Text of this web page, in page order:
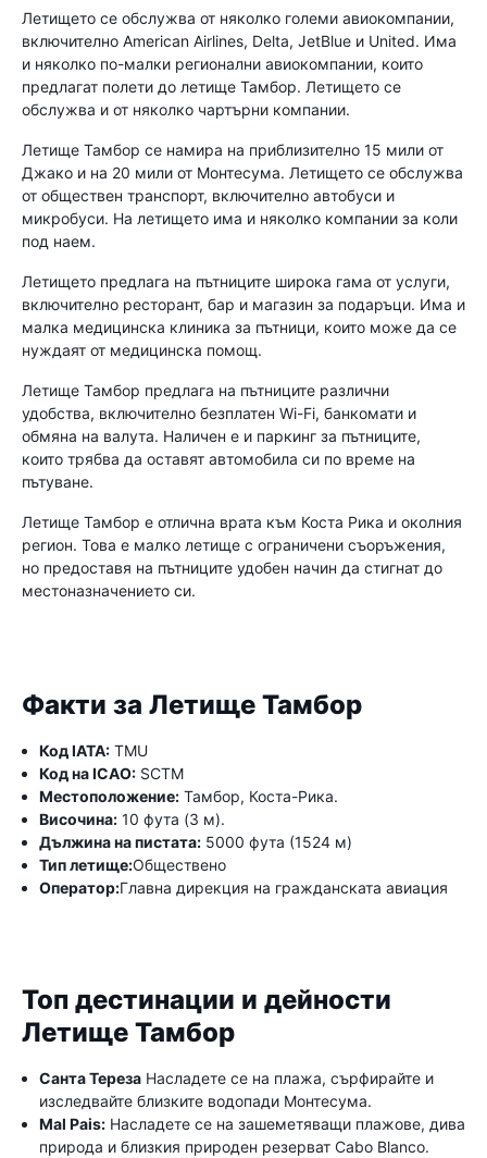
Летището се обслужва от няколко големи авиокомпании,
включително American Airlines, Delta, JetBlue и United. Има
и няколко по-малки регионални авиокомпании, които
предлагат полети до летище Тамбор. Летището се
обслужва и от няколко чартърни компании.
Летище Тамбор се намира на приблизително 15 мили от
Джако и на 20 мили от Монтесума. Летището се обслужва
от обществен транспорт, включително автобуси и
микробуси. На летището има и няколко компании за коли
под наем.
Летището предлага на пътниците широка гама от услуги,
включително ресторант, бар и магазин за подаръци. Има и
малка медицинска клиника за пътници, които може да се
нуждаят от медицинска помощ.
Летище Тамбор предлага на пътниците различни
удобства, включително безплатен Wi-Fi, банкомати и
обмяна на валута. Наличен е и паркинг за пътниците,
които трябва да оставят автомобила си по време на
пътуване.
Летище Тамбор е отлична врата към Коста Рика и околния
регион. Това е малко летище с ограничени съоръжения,
но предоставя на пътниците удобен начин да стигнат до
местоназначението си.
Факти за Летище Тамбор
Код IATA: TMU
Код на ICAO: SCTM
Местоположение: Тамбор, Коста-Рика.
Височина: 10 фута (3 м).
Дължина на пистата: 5000 фута (1524 м)
Тип летище:Обществено
Оператор:Главна дирекция на гражданската авиация
Топ дестинации и дейности
Летище Тамбор
Санта Тереза Насладете се на плажа, сърфирайте и
изследвайте близките водопади Монтесума.
Mal Pais: Насладете се на зашеметяващи плажове, дива
природа и близкия природен резерват Cabo Blanco.